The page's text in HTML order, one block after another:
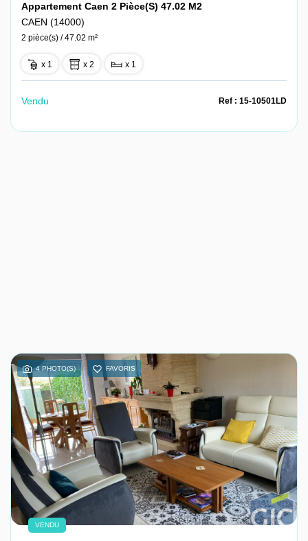
Appartement Caen 2 Pièce(s) 47.02 M2
CAEN (14000)
2 pièce(s) / 47.02 m²
x 1 x 2 x 1
Vendu Ref : 15-10501LD
4 PHOTO(S) FAVORIS
VENDU